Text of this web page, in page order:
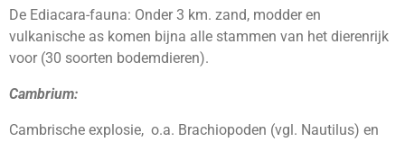
De Ediacara-fauna: Onder 3 km. zand, modder en
vulkanische as komen bijna alle stammen van het dierenrijk
voor (30 soorten bodemdieren).
Cambrium:
Cambrische explosie, o.a. Brachiopoden (vgl. Nautilus) en